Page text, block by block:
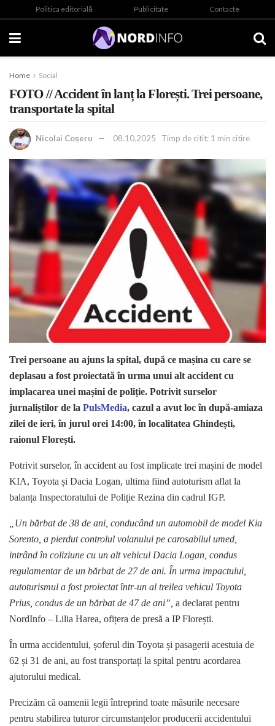
Politica editorială Publicitate Contacte
Home Social
FOTO // Accident în lanț la Florești. Trei persoane,
transportate la spital
Nicolai Coșeru 08.10.2025 Timp de citit: 1 min citire
Trei persoane au ajuns la spital, după ce mașina cu care se
deplasau a fost proiectată în urma unui alt accident cu
implacarea unei mașini de poliție. Potrivit surselor
jurnaliștilor de la PulsMedia, cazul a avut loc în după-amiaza
zilei de ieri, în jurul orei 14:00, în localitatea Ghindești,
raionul Florești.
Potrivit surselor, în accident au fost implicate trei mașini de model
KIA, Toyota și Dacia Logan, ultima fiind autoturism aflat la
balanța Inspectoratului de Poliție Rezina din cadrul IGP.
„Un bărbat de 38 de ani, conducând un automobil de model Kia
Sorento, a pierdut controlul volanului pe carosabilul umed,
intrând în coliziune cu un alt vehicul Dacia Logan, condus
regulamentar de un bărbat de 27 de ani. În urma impactului,
autoturismul a fost proiectat într-un al treilea vehicul Toyota
Prius, condus de un bărbat de 47 de ani”, a declarat pentru
NordInfo – Lilia Harea, ofițera de presă a IP Florești.
În urma accidentului, șoferul din Toyota și pasagerii acestuia de
62 și 31 de ani, au fost transportați la spital pentru acordarea
ajutorului medical.
Precizăm că oamenii legii întreprind toate măsurile necesare
pentru stabilirea tuturor circumstanțelor producerii accidentului